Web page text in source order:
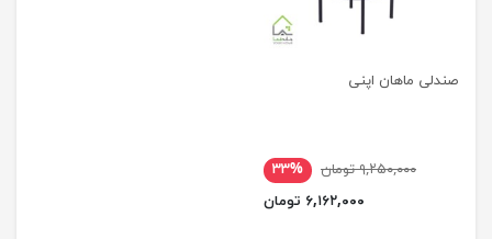
صندلی ماهان اپنی
۹,۲۵۰,۰۰۰ تومان
۳۳%
۶,۱۶۲,۰۰۰ تومان